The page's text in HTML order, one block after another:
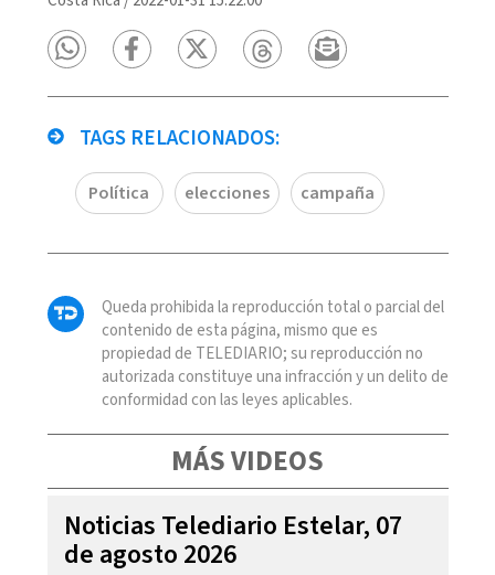
TAGS RELACIONADOS:
Política elecciones campaña
Queda prohibida la reproducción total o parcial del
contenido de esta página, mismo que es
propiedad de TELEDIARIO; su reproducción no
autorizada constituye una infracción y un delito de
conformidad con las leyes aplicables.
MÁS VIDEOS
Noticias Telediario Estelar, 07
de agosto 2026